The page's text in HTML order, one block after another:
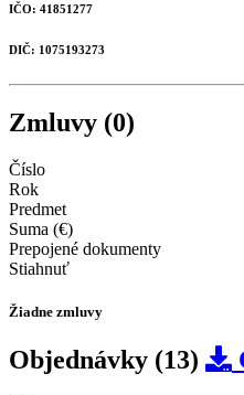
IČO: 41851277
DIČ: 1075193273
Zmluvy (0)
Číslo
Rok
Predmet
Suma (€)
Prepojené dokumenty
Stiahnuť
Žiadne zmluvy
Objednávky (13)